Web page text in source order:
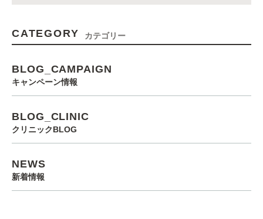
CATEGORY カテゴリー
BLOG_CAMPAIGN
キャンペーン情報
BLOG_CLINIC
クリニックBLOG
NEWS
新着情報